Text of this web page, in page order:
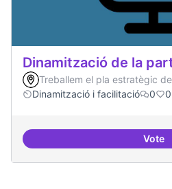
Dinamització de la
Treballem el pla estratègic
Dinamització i facilitació
0 0
Vote